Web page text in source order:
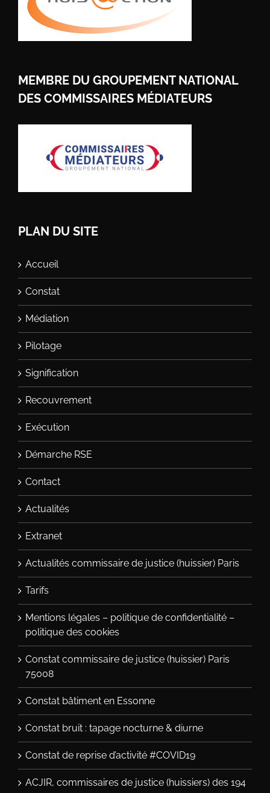
MEMBRE DU GROUPEMENT NATIONAL
DES COMMISSAIRES MÉDIATEURS
PLAN DU SITE
Accueil
Constat
Médiation
Pilotage
Signification
Recouvrement
Exécution
Démarche RSE
Contact
Actualités
Extranet
Actualités commissaire de justice (huissier) Paris
Tarifs
Mentions légales – politique de confidentialité –
politique des cookies
Constat commissaire de justice (huissier) Paris
75008
Constat bâtiment en Essonne
Constat bruit : tapage nocturne & diurne
Constat de reprise d’activité #COVID19
ACJIR, commissaires de justice (huissiers) des 194